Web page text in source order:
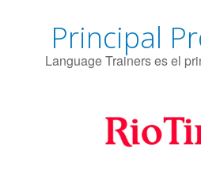
Principal
Language Trainers es el